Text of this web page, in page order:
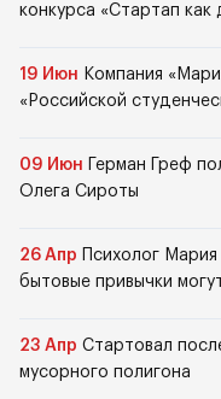
конкурса «Стартап как
19 Июн Компания
«Российской
09 Июн
Герман Греф
Олега Сироты
26 Апр
Психолог
бытовые привычки
23 Апр Стартовал
мусорного полигона